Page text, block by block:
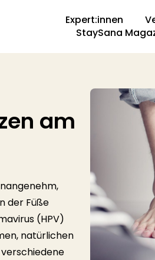
Expert:innen
StaySana
am
der Füße
(HPV)
natürlichen